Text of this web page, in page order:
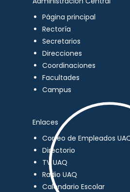
Página principal
Rectoría
Secretarios
Direcciones
Coordinaciones
Facultades
Campus
Enlaces
Correo de Empleados
Directorio
TV UAQ
Radio UAQ
Calendario Escolar